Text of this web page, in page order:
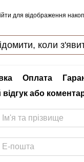
для відображення
коли
Оплата
або